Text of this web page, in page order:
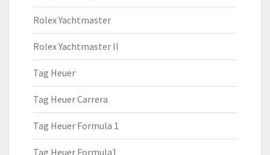
Rolex Yachtmaster
Rolex Yachtmaster II
Tag Heuer
Tag Heuer Carrera
Tag Heuer Formula 1
Tag Heuer Formula1